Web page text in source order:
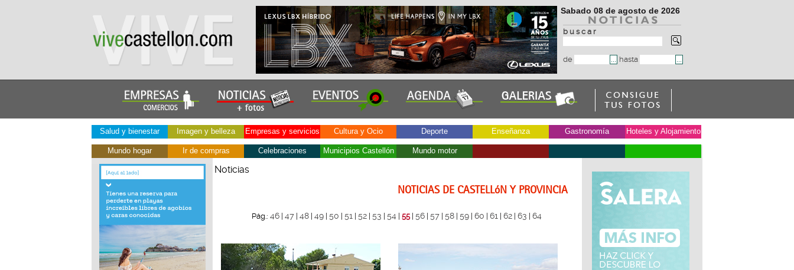
Sabado 08 de agosto de 2026
b u s c a r
de hasta
Salud y bienestar Imagen y belleza Empresas y servicios Cultura y Ocio Deporte Enseñanza Gastronomía Hoteles y Alojamiento
Mundo hogar Ir de compras Celebraciones Municipios Castellón Mundo motor
Noticias
NOTICIAS DE CASTELLóN Y PROVINCIA
Pág.: 46| 47| 48| 49| 50 51| 52| 53 54| 55| 56| 57| 58| 59| 60 61| 62| 63 64